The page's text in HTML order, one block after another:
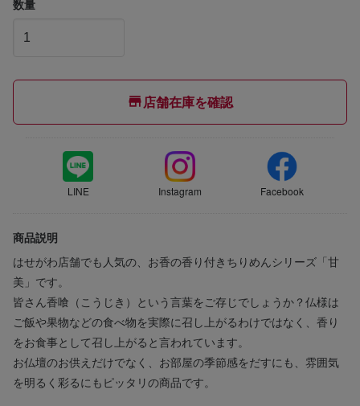
数量
店舗在庫を確認
LINE Instagram Facebook
商品説明
はせがわ店舗でも人気の、お香の香り付きちりめんシリーズ「甘
美」です。
皆さん香喰（こうじき）という言葉をご存じでしょうか？仏様は
ご飯や果物などの食べ物を実際に召し上がるわけではなく、香り
をお食事として召し上がると言われています。
お仏壇のお供えだけでなく、お部屋の季節感をだすにも、雰囲気
を明るく彩るにもピッタリの商品です。